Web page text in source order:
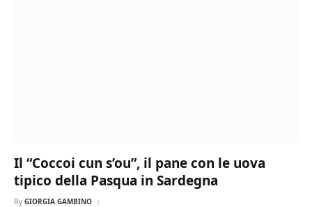
Il “Coccoi cun s’ou”, il pane con le uova
tipico della Pasqua in Sardegna
By GIORGIA GAMBINO